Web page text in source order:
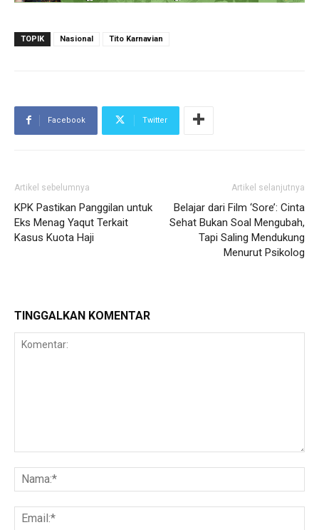
TOPIK Nasional Tito Karnavian
Facebook Twitter
Artikel sebelumnya
KPK Pastikan Panggilan untuk
Eks Menag Yaqut Terkait
Kasus Kuota Haji
Artikel selanjutnya
Belajar dari Film ‘Sore’: Cinta
Sehat Bukan Soal Mengubah,
Tapi Saling Mendukung
Menurut Psikolog
TINGGALKAN KOMENTAR